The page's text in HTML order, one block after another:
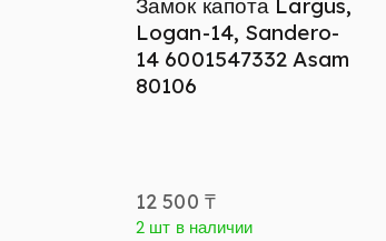
Замок капота Largus,
Logan-14, Sandero-
14 6001547332 Asam
80106
12 500 ₸
2 шт в наличии